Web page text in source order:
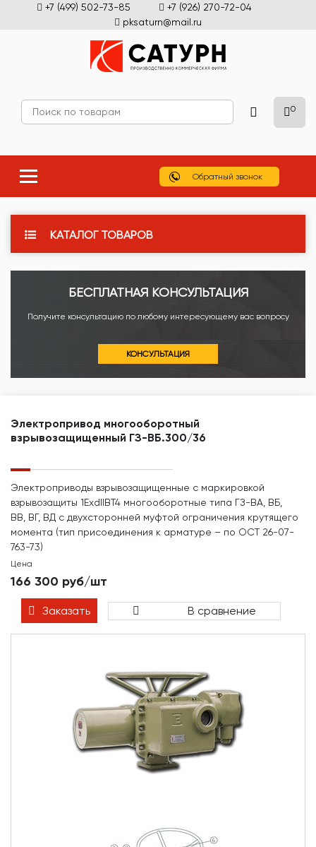
+7 (499) 502-73-85
+7 (926) 270-72-04
pksaturn@mail.ru
0
Обратный звонок
КАТАЛОГ ТОВАРОВ
БЕСПЛАТНАЯ КОНСУЛЬТАЦИЯ
Получите консультацию по любому интересующему вас вопросу
КОНСУЛЬТАЦИЯ
Электропривод многооборотный
взрывозащищенный ГЗ-ВБ.300/36
Электроприводы взрывозащищенные с маркировкой
взрывозащиты 1ЕхdIIBТ4 многооборотные типа ГЗ-ВА, ВБ,
ВВ, ВГ, ВД с двухсторонней муфтой ограничения крутящего
момента (тип присоединения к арматуре – по ОСТ 26-07-
763-73)
Цена
166 300 руб/шт
Заказать В сравнение